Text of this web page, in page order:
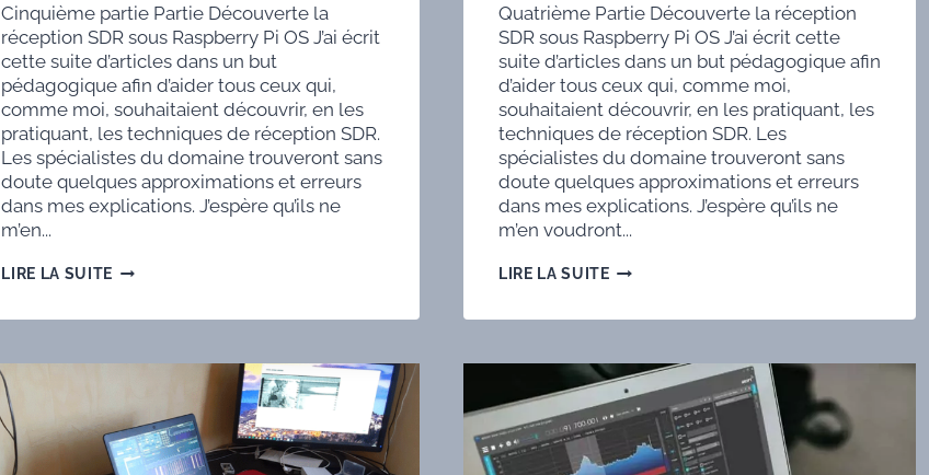
Cinquième partie Partie Découverte la
réception SDR sous Raspberry Pi OS J’ai écrit
cette suite d’articles dans un but
pédagogique afin d’aider tous ceux qui,
comme moi, souhaitaient découvrir, en les
pratiquant, les techniques de réception SDR.
Les spécialistes du domaine trouveront sans
doute quelques approximations et erreurs
dans mes explications. J’espère qu’ils ne
m’en...
LIRE LA SUITE TECHNIQUE
Quatrième Partie Découverte la réception
SDR sous Raspberry Pi OS J’ai écrit cette
suite d’articles dans un but pédagogique afin
d’aider tous ceux qui, comme moi,
souhaitaient découvrir, en les pratiquant, les
techniques de réception SDR. Les
spécialistes du domaine trouveront sans
doute quelques approximations et erreurs
dans mes explications. J’espère qu’ils ne
m’en voudront...
LIRE LA SUITETECHNIQUE